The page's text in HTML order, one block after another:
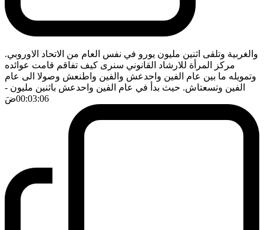
والغربية وتلقى اثنين مليون يورو في نفس العام من الاتحاد الاوروبي.
مركز المرأة للارشاد القانوني سنرى كيف تفاقم قامت عوائده
وتمويله ما بين عام الفين واحدعش والفين واطنعش وصولا الى عام
الفين وتسعتاش. حيث بدأ في عام الفين واحدعش باثنين مليون -
00:03:06ضَ